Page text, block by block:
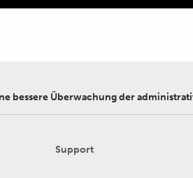
bessere Überwachung der
Support